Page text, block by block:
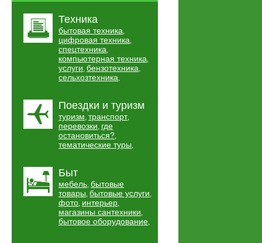
Техника
бытовая техника,
цифровая техника,
спецтехника,
компьютерная техника,
услуги, бензотехника,
сельхозтехника,
Поездки и туризм
туризм, транспорт,
перевозки, где
остановиться?,
тематические туры,
Быт
мебель, бытовые
товары, бытовые услуги,
фото, интерьер,
магазины сантехники,
бытовое оборудование,